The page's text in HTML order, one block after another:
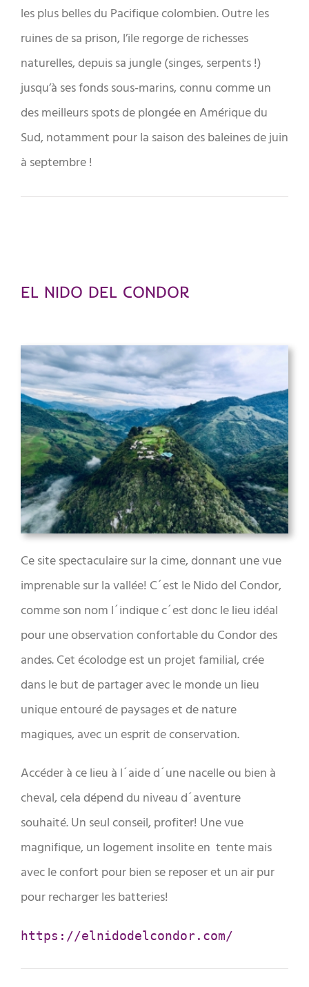
les plus belles du Pacifique colombien. Outre les
ruines de sa prison, l’ile regorge de richesses
naturelles, depuis sa jungle (singes, serpents !)
jusqu’à ses fonds sous-marins, connu comme un
des meilleurs spots de plongée en Amérique du
Sud, notamment pour la saison des baleines de juin
à septembre !
EL NIDO DEL CONDOR
Ce site spectaculaire sur la cime, donnant une vue
imprenable sur la vallée! C´est le Nido del Condor,
comme son nom l´indique c´est donc le lieu idéal
pour une observation confortable du Condor des
andes. Cet écolodge est un projet familial, crée
dans le but de partager avec le monde un lieu
unique entouré de paysages et de nature
magiques, avec un esprit de conservation.
Accéder à ce lieu à l´aide d´une nacelle ou bien à
cheval, cela dépend du niveau d´aventure
souhaité. Un seul conseil, profiter! Une vue
magnifique, un logement insolite en tente mais
avec le confort pour bien se reposer et un air pur
pour recharger les batteries!
https://elnidodelcondor.com/